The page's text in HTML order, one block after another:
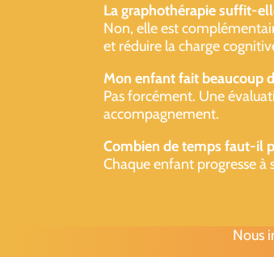
La graphothérapie suffit-
Non, elle est
et réduire la charge
Mon enfant fait beaucoup
Pas forcément. Une
accompagnement.
Combien de temps faut-il
Chaque enfant progresse à
Nous